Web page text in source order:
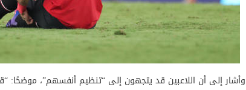
وأشار إلى أن اللاعبين قد يتجهون إلى “تنظيم أنفسهم”، موضحًا: